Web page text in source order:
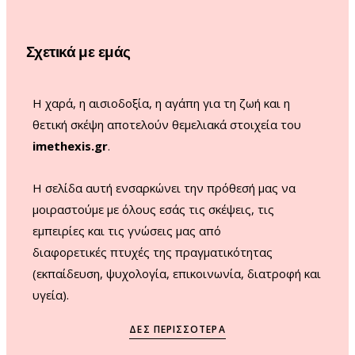
Σχετικά με εμάς
Η χαρά, η αισιοδοξία, η αγάπη για τη ζωή και η
θετική σκέψη αποτελούν θεμελιακά στοιχεία του
imethexis.gr.
H σελίδα αυτή ενσαρκώνει την πρόθεσή μας να
μοιραστούμε με όλους εσάς τις σκέψεις, τις
εμπειρίες και τις γνώσεις μας από
διαφορετικές πτυχές της πραγματικότητας
(εκπαίδευση, ψυχολογία, επικοινωνία, διατροφή και
υγεία).
ΔΕΣ ΠΕΡΙΣΣΌΤΕΡΑ